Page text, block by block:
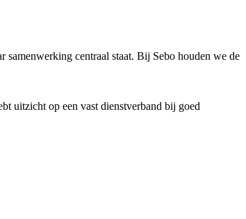
samenwerking centraal staat. Bij Sebo houden we de
uitzicht op een vast dienstverband bij goed